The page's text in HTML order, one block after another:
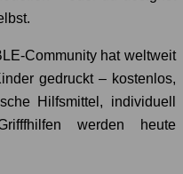
Community hat weltweit
gedruckt – kostenlos,
Hilfsmittel, individuell
werden heute